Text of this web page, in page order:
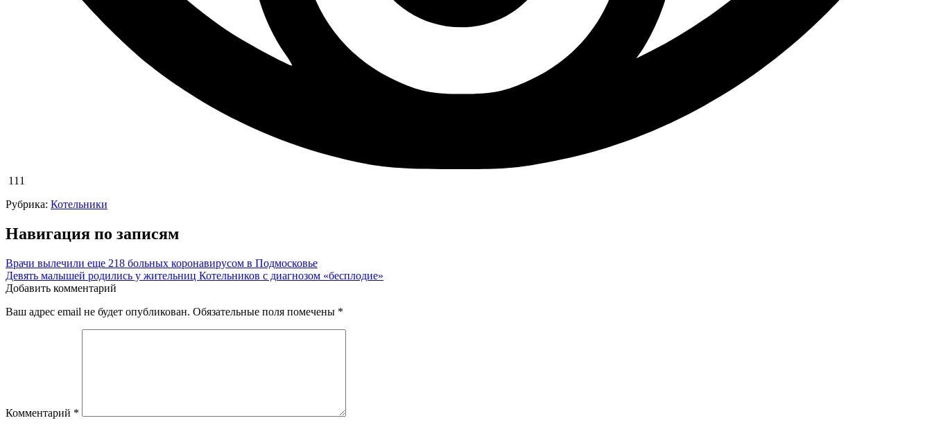
111
Рубрика: Котельники
Навигация по записям
Врачи вылечили еще 218 больных коронавирусом в Подмосковье
Девять малышей родились у жительниц Котельников с диагнозом «бесплодие»
Добавить комментарий
Ваш адрес email не будет опубликован. Обязательные поля помечены *
Комментарий *